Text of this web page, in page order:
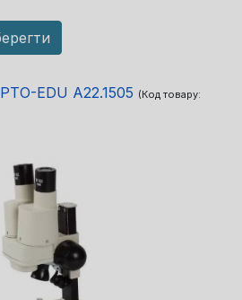
EDU A22.1505 (Код товару: